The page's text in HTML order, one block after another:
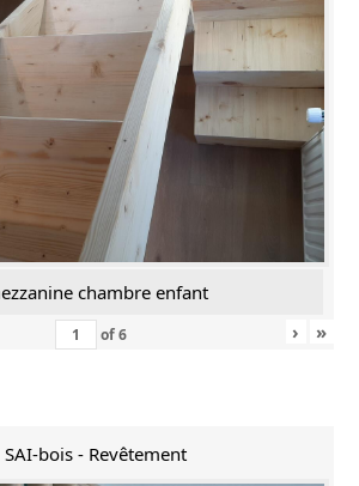
chambre enfant
of6 › »
SAI-bois - Revêtement